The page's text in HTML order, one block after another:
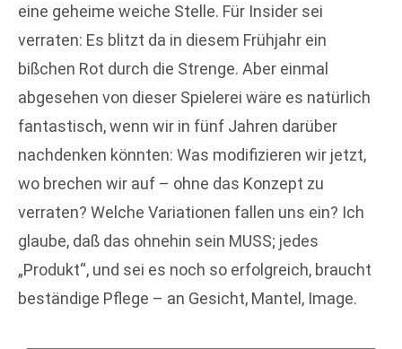
eine geheime weiche Stelle. Für Insider sei
verraten: Es blitzt da in diesem Frühjahr ein
bißchen Rot durch die Strenge. Aber einmal
abgesehen von dieser Spielerei wäre es natürlich
fantastisch, wenn wir in fünf Jahren darüber
nachdenken könnten: Was modifizieren wir jetzt,
wo brechen wir auf – ohne das Konzept zu
verraten? Welche Variationen fallen uns ein? Ich
glaube, daß das ohnehin sein MUSS; jedes
„Produkt“, und sei es noch so erfolgreich, braucht
beständige Pflege – an Gesicht, Mantel, Image.